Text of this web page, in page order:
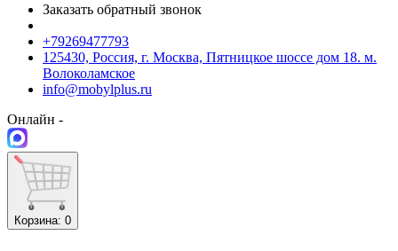
Заказать обратный звонок
+79269477793
125430, Россия, г. Москва, Пятницкое шоссе дом 18. м.
Волоколамское
info@mobylplus.ru
Онлайн -
Корзина: 0